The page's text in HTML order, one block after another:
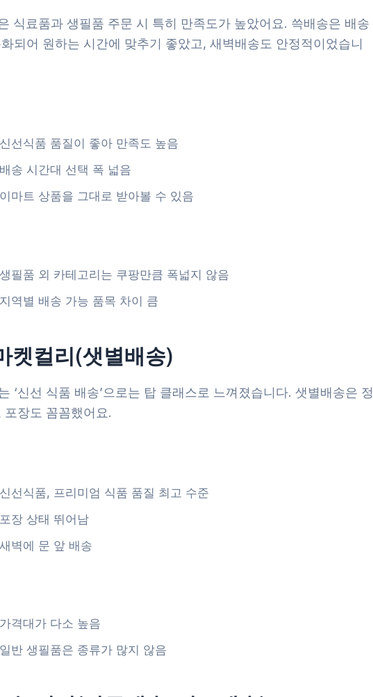
식료품과 생필품 주문 시 특히 만족도가 높았어요. 쓱배송은 배송
되어 원하는 시간에 맞추기 좋았고, 새벽배송도 안정적이었습니
신선식품 품질이 좋아 만족도 높음
배송 시간대 선택 폭 넓음
이마트 상품을 그대로 받아볼 수 있음
생필품 외 카테고리는 쿠팡만큼 폭넓지 않음
지역별 배송 가능 품목 차이 큼
켓컬리(샛별배송)
‘신선 식품 배송’으로는 탑 클래스로 느껴졌습니다. 샛별배송은 정
포장도 꼼꼼했어요.
신선식품, 프리미엄 식품 품질 최고 수준
포장 상태 뛰어남
새벽에 문 앞 배송
가격대가 다소 높음
일반 생필품은 종류가 많지 않음